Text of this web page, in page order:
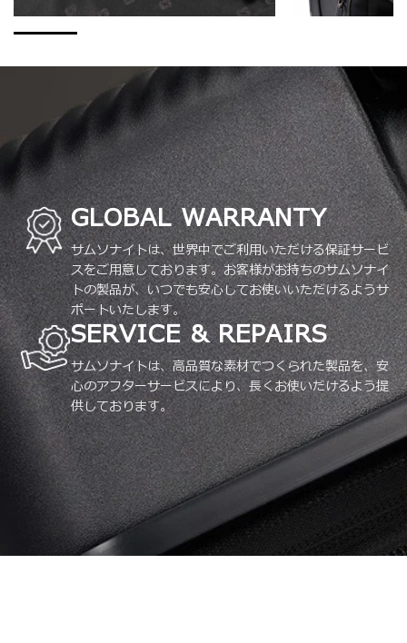
GLOBAL WARRANTY
サムソナイトは、世界中でご利用いただける保証サービ
スをご用意しております。お客様がお持ちのサムソナイ
トの製品が、いつでも安心してお使いいただけるようサ
ポートいたします。
SERVICE & REPAIRS
サムソナイトは、高品質な素材でつくられた製品を、安
心のアフターサービスにより、長くお使いだけるよう提
供しております。